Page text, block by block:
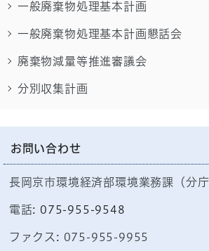
一般廃棄物処理基本計画
一般廃棄物処理基本計画懇話会
廃棄物減量等推進審議会
分別収集計画
お問い合わせ
長岡京市環境経済部環境業務課（分
電話: 075-955-9548
ファクス: 075-955-9955